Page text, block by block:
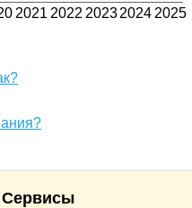
2021 2022 2023 2024 2025
Сервисы